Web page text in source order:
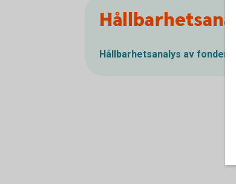
Hållbarhetsanalys av fonder